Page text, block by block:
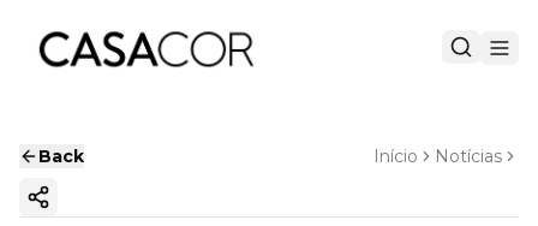
Back Início Notícias
Copy ink